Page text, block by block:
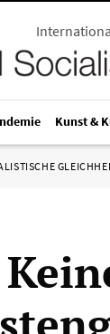
Kunst &